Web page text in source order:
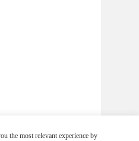
the most relevant experience by